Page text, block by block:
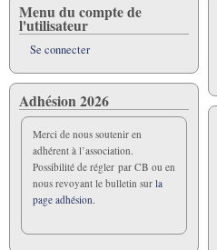
Menu du compte de
l'utilisateur
Se connecter
Adhésion 2026
Merci de nous soutenir en
adhérent à l’association.
Possibilité de régler par CB ou en
nous revoyant le bulletin sur la
page adhésion.